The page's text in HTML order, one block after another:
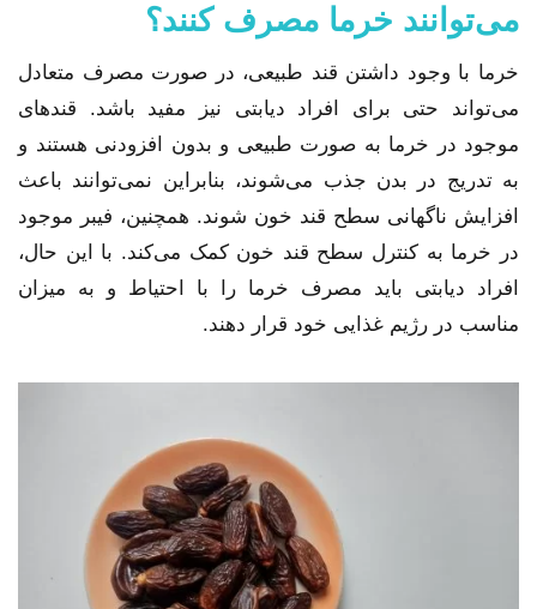
می‌توانند خرما مصرف کنند؟
خرما با وجود داشتن قند طبیعی، در صورت مصرف متعادل
می‌تواند حتی برای افراد دیابتی نیز مفید باشد. قندهای
موجود در خرما به صورت طبیعی و بدون افزودنی هستند و
به تدریج در بدن جذب می‌شوند، بنابراین نمی‌توانند باعث
افزایش ناگهانی سطح قند خون شوند. همچنین، فیبر موجود
در خرما به کنترل سطح قند خون کمک می‌کند. با این حال،
افراد دیابتی باید مصرف خرما را با احتیاط و به میزان
مناسب در رژیم غذایی خود قرار دهند.